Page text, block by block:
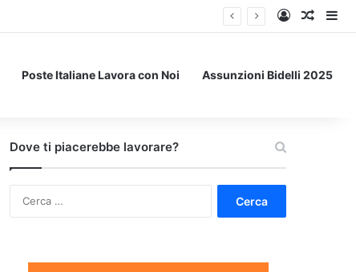
Accedi
Un
Poste Italiane Lavora con Noi Assunzioni Bidelli 2025
Dove ti piacerebbe lavorare?